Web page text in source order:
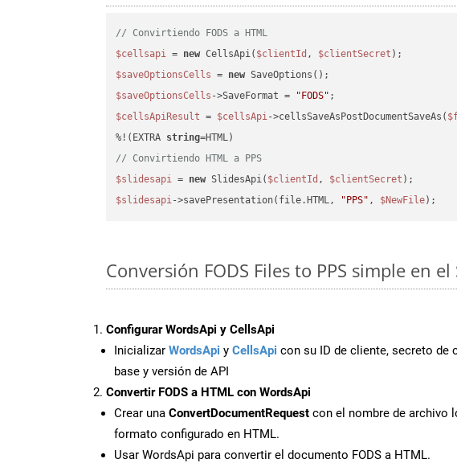
// Convirtiendo FODS a HTML
$cellsapi = new CellsApi( $clientId , $clientSecret
$saveOptionsCells = new
$saveOptionsCells ->SaveFormat = "FODS"
$cellsApiResult = $cellsApi->cellsSaveAsPostDocumentSaveAs(
%!(EXTRA string
// Convirtiendo HTML a PPS
$slidesapi = new SlidesApi( $clientId , $clientSecret
$slidesapi->savePresentation(file.HTML, "PPS" , $NewFile
Conversión FODS Files to PPS simple en el
Configurar WordsApi y CellsApi
Inicializar WordsApi y CellsApi con su ID de cliente, secreto de
base y versión de API
Convertir FODS a HTML con WordsApi
Crear una ConvertDocumentRequest con el nombre de archivo
formato configurado en HTML.
Usar WordsApi para convertir el documento FODS a HTML.